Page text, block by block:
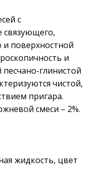
с
связующего,
поверхностной
и
глинистой
чистой,
пригара.
смеси – 2%.
жидкость, цвет